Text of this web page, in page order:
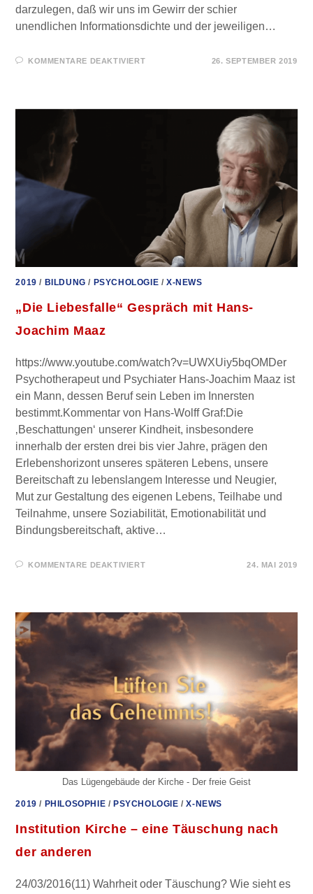
darzulegen, daß wir uns im Gewirr der schier
unendlichen Informationsdichte und der jeweiligen…
KOMMENTARE DEAKTIVIERTFÜR
26. SEPTEMBER 2019
2019 / BILDUNG / PSYCHOLOGIE /X-NEWS
„Die Liebesfalle“ Gespräch mit Hans-
Joachim Maaz
https://www.youtube.com/watch?v=UWXUiy5bqOMDer
Psychotherapeut und Psychiater Hans-Joachim Maaz ist
ein Mann, dessen Beruf sein Leben im Innersten
bestimmt.Kommentar von Hans-Wolff Graf:Die
‚Beschattungen‘ unserer Kindheit, insbesondere
innerhalb der ersten drei bis vier Jahre, prägen den
Erlebenshorizont unseres späteren Lebens, unsere
Bereitschaft zu lebenslangem Interesse und Neugier,
Mut zur Gestaltung des eigenen Lebens, Teilhabe und
Teilnahme, unsere Soziabilität, Emotionabilität und
Bindungsbereitschaft, aktive…
KOMMENTARE DEAKTIVIERTFÜR
JOACHIM
MAAZ
24. MAI 2019
Das Lügengebäude der Kirche - Der freie Geist
2019 / PHILOSOPHIE / PSYCHOLOGIE /X-NEWS
Institution Kirche – eine Täuschung nach
der anderen
24/03/2016(11) Wahrheit oder Täuschung? Wie sieht es